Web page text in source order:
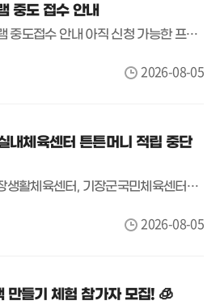
중도 접수 안내
📢 8월 교육문화 프로그램 중도접수 안내 아직 신청 가능한 프로그램이 남아있습니다! 😊 관심 있는 프로그램이 있다면 서둘러 신청하세요! 📌 접수 안내 ✔ 현재는 온라인 접수가 불가능하며, 방문 접수만 가능합니다. ✔ 선착순 접수로 잔여 정원 마감 시 신청이 종료됩니다. ✔ 8월 14일(금)까지만 중도접수가 가능하며, 8월 15일 이후에는 중도접수를 받지 않습니다. 📍 방문 접수 장소 : 기장종합사회복지관 1층 사무실 운영시간 • 평일 오전 9시 ~ 오후 6시 • 토요일 오전 9시 ~ 오후 1시 🎁 감면 대상자 안내 감면 대상자는 관련 증빙서류를 반드시 지참해 주세요. 👨‍👩‍👧‍👦 다자녀 감면 대상자는 '가족사랑카드'를 반드시 지참하여 방문해 주시기 바랍니다. ※ 가족사랑카드 미지참 시 감면 적용이 불가합니다. ☎ 문의 : 051-792-4730 남은 자리가 많지 않은 강좌도 있으니, 신청을 희망하시는 분들은 서둘러 방문해 주세요! 😊
2026-08-05
내체육센터 튼튼머니 적립 중단
정관아쿠아드림파크, 기장생활체육센터, 기장군국민체육센터에서 안내드립니다. 튼튼머니 포인트 적립률이 사업 예산 대비 90% 이상에 도달함에 따라 포인트 적립이 중단되었습니다. 적립된 포인트는 튼튼머니로 전환한 후 사용 가능하오니, 보유하고 있는 포인트를 빠른 시일 내에 전환해 주시기 바랍니다. 예산 소진 시 전환하지 않은 포인트는 소멸되오니 이용에 유의해 주시기 바랍니다. 관련 문의는 국민체육진흥공단 02-410-1414로 문의해 주세요. 감사합니다.
2026-08-05
들기 체험 참가자 모집! 🧊